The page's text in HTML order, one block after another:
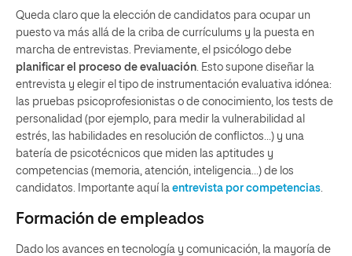
Queda claro que la elección de candidatos para ocupar un
puesto va más allá de la criba de currículums y la puesta en
marcha de entrevistas. Previamente, el psicólogo debe
planificar el proceso de evaluación . Esto supone diseñar la
entrevista y elegir el tipo de instrumentación evaluativa idónea:
las pruebas psicoprofesionistas o de conocimiento, los tests de
personalidad (por ejemplo, para medir la vulnerabilidad al
estrés, las habilidades en resolución de conflictos…) y una
batería de psicotécnicos que miden las aptitudes y
competencias (memoria, atención, inteligencia…) de los
candidatos. Importante aquí la entrevista por competencias
Formación de empleados
Dado los avances en tecnología y comunicación, la mayoría de